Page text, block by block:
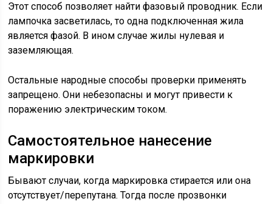
Этот способ позволяет найти фазовый проводник. Если
лампочка засветилась, то одна подключенная жила
является фазой. В ином случае жилы нулевая и
заземляющая.
Остальные народные способы проверки применять
запрещено. Они небезопасны и могут привести к
поражению электрическим током.
Самостоятельное нанесение
маркировки
Бывают случаи, когда маркировка стирается или она
отсутствует/перепутана. Тогда после прозвонки